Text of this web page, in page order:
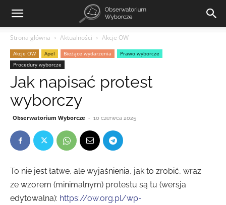
Strona główna Aktualności Akcje OW
Akcje OW Apel Bieżące wydarzenia
Prawo wyborcze
Procedury wyborcze
Jak napisać protest
wyborczy
Obserwatorium Wyborcze - 10 czerwca 2025
To nie jest łatwe, ale wyjaśnienia, jak to zrobić, wraz
ze wzorem (minimalnym) protestu są tu (wersja
edytowalna): https://ow.org.pl/wp-